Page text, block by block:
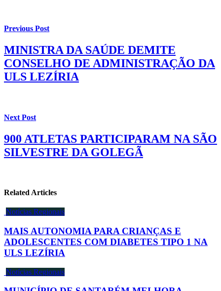
Previous Post
MINISTRA DA SAÚDE DEMITE
CONSELHO DE ADMINISTRAÇÃO DA
ULS LEZÍRIA
Next Post
900 ATLETAS PARTICIPARAM NA SÃO
SILVESTRE DA GOLEGÃ
Related Articles
Notícias Regionais
MAIS AUTONOMIA PARA CRIANÇAS E
ADOLESCENTES COM DIABETES TIPO 1 NA
ULS LEZÍRIA
Notícias Regionais